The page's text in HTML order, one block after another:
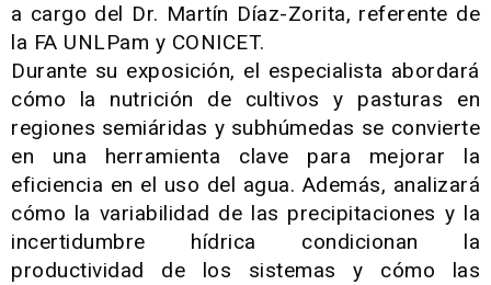
a cargo del Dr. Martín Díaz-Zorita, referente de
la FA UNLPam y CONICET.
Durante su exposición, el especialista abordará
cómo la nutrición de cultivos y pasturas en
regiones semiáridas y subhúmedas se convierte
en una herramienta clave para mejorar la
eficiencia en el uso del agua. Además, analizará
cómo la variabilidad de las precipitaciones y la
incertidumbre hídrica condicionan la
productividad de los sistemas y cómo las